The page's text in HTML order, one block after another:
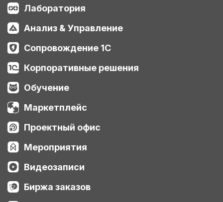
Лаборатория
Анализ & Управление
Сопровождение 1С
Корпоративные решения
Обучение
Маркетплейс
Проектный офис
Мероприятия
Видеозаписи
Биржа заказов